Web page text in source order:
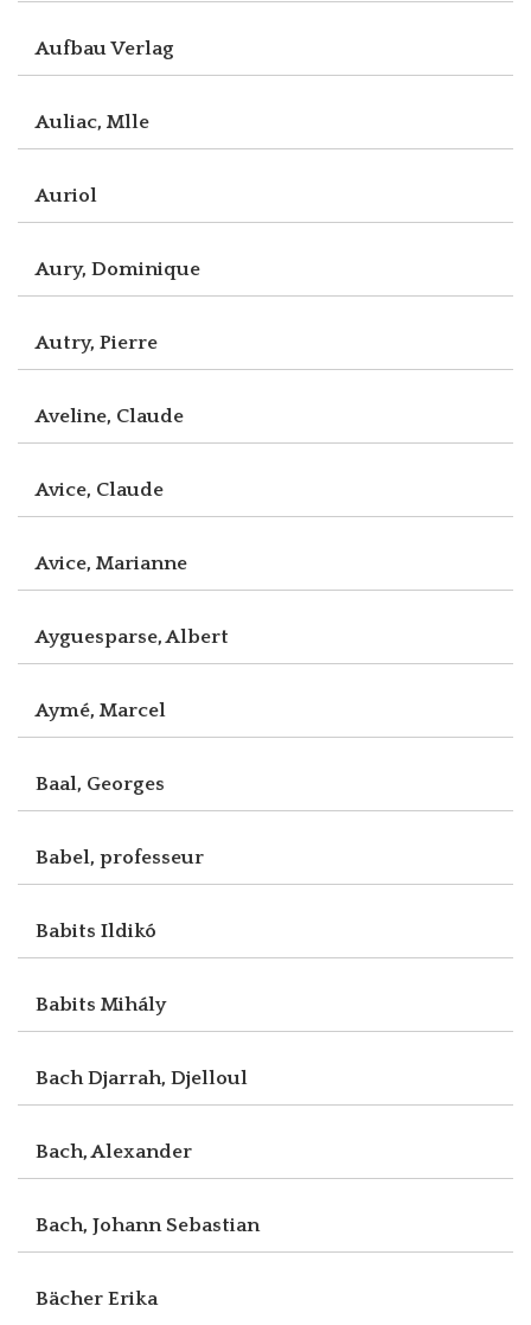
Aufbau Verlag
Auliac, Mlle
Auriol
Aury, Dominique
Autry, Pierre
Aveline, Claude
Avice, Claude
Avice, Marianne
Ayguesparse, Albert
Aymé, Marcel
Baal, Georges
Babel, professeur
Babits Ildikó
Babits Mihály
Bach Djarrah, Djelloul
Bach, Alexander
Bach, Johann Sebastian
Bächer Erika